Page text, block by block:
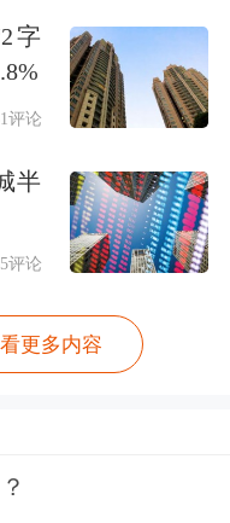
5%，
果
跌超1%，谷
，费城半导体
尔科技暴跌超
半导体
大跌超
字
评论
半
评论
更多内容